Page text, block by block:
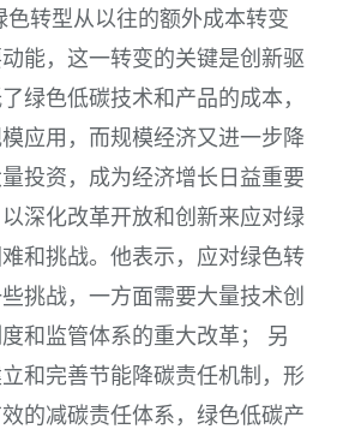
色转型从以往的额外成本转变
能，这一转变的关键是创新驱
绿色低碳技术和产品的成本，
应用，而规模经济又进一步降
投资，成为经济增长日益重要
深化改革开放和创新来应对绿
和挑战。他表示，应对绿色转
挑战，一方面需要大量技术创
和监管体系的重大改革； 另
和完善节能降碳责任机制，形
的减碳责任体系，绿色低碳产